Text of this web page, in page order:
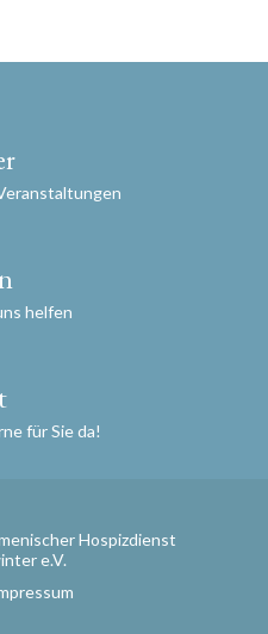
helfen
für Sie da!
Hospizdienst
e.V.